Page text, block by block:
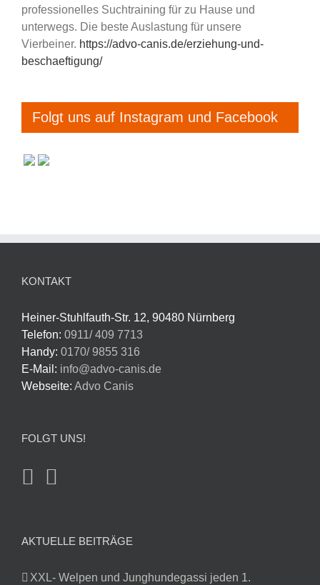
professionelles Suchtraining für zu Hause und
unterwegs. Die beste Auslastung für unsere
Vierbeiner. https://advo-canis.de/erziehung-und-
beschaeftigung/
Folgt uns auf Instagram und Facebook
KONTAKT
Heiner-Stuhlfauth-Str. 12, 90480 Nürnberg
Telefon: 0911/ 409 7713
Handy: 0170/ 9855 316
E-Mail: info@advo-canis.de
Webseite: Advo Canis
FOLGT UNS!
AKTUELLE BEITRÄGE
XXL- Welpen und Junghundegassi jeden 1.